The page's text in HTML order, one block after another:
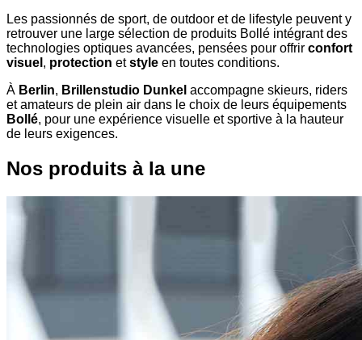
Les passionnés de sport, de outdoor et de lifestyle peuvent y
retrouver une large sélection de produits Bollé intégrant des
technologies optiques avancées, pensées pour offrir confort
visuel , protection etstyle en toutes conditions.
À Berlin, Brillenstudio Dunkel accompagne skieurs, riders
et amateurs de plein air dans le choix de leurs équipements
Bollé, pour une expérience visuelle et sportive à la hauteur
de leurs exigences.
Nos produits à la une